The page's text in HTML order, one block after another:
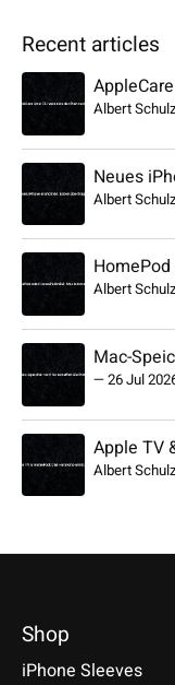
Recent articles
Albert
Neues
Albert
Albert
Mac-
—26 Jul
Apple TV
Albert
Shop
iPhone Sleeves